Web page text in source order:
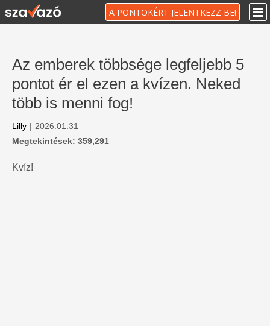
A PONTOKÉRT JELENTKEZZ BE!
Az emberek többsége legfeljebb 5
pontot ér el ezen a kvízen. Neked
több is menni fog!
Lilly | 2026.01.31
Megtekintések: 359,291
Kvíz!